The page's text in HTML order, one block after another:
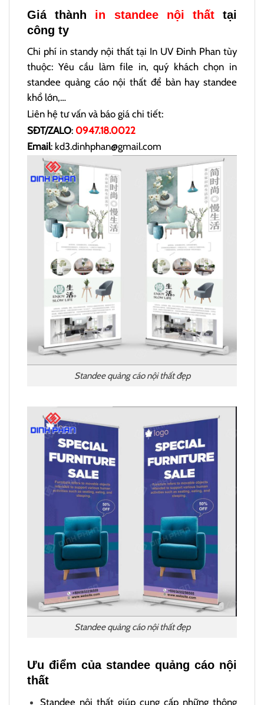
Giá thành in standee nội thấttại
công ty
Chi phí in standy nội thất tại In UV Đinh Phan tùy
thuộc: Yêu cầu làm file in, quý khách chọn in
standee quảng cáo nội thất để bàn hay standee
khổ lớn,…
Liên hệ tư vấn và báo giá chi tiết:
SĐT/ZALO: 0947.18.0022
Email: kd3.dinhphan@gmail.com
Standee quảng cáo nội thất đẹp
Standee quảng cáo nội thất đẹp
Ưu điểm của standee quảng cáo nội
thất
Standee nội thất giúp cung cấp những thông